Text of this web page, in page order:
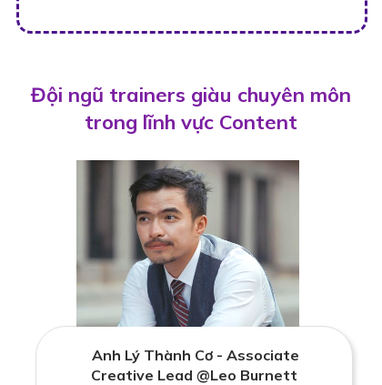
Anh Lý Thành Cơ - Associate
Creative Lead @Leo Burnett
Đội ngũ trainers giàu chuyên môn
trong lĩnh vực Content